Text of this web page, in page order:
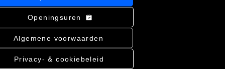
Openingsuren
Algemene voorwaarden
Privacy- & cookiebeleid